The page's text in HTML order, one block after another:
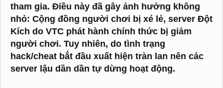
tham gia. Điều này đã gây ảnh hưởng không
nhỏ: Cộng đồng người chơi bị xé lẻ, server Đột
Kích do VTC phát hành chính thức bị giảm
người chơi. Tuy nhiên, do tình trạng
hack/cheat bắt đầu xuất hiện tràn lan nên các
server lậu dần dần tự dừng hoạt động.